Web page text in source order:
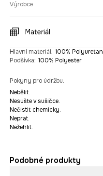
Výrobce
Materiál
Hlavní materiál: 100% Polyuretan
Podšívka: 100% Polyester
Pokyny pro údržbu:
Nebělit.
Nesušte v sušičce.
Nečistit chemicky.
Neprat.
Nežehlit.
Podobné produkty